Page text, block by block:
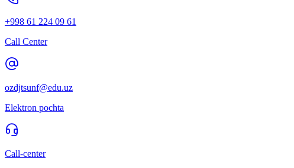
+998 61 224 09 61
Call Center
ozdjtsunf@edu.uz
Elektron pochta
Call-center